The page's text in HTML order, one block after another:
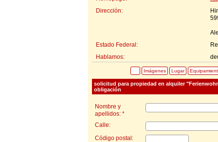
Dirección:
Estado Federal:
Hablamos:
Imágenes Lugar
solicitud para propiedad en alquiler
obligación
Nombre y
apellidos: *
Calle:
Código postal: